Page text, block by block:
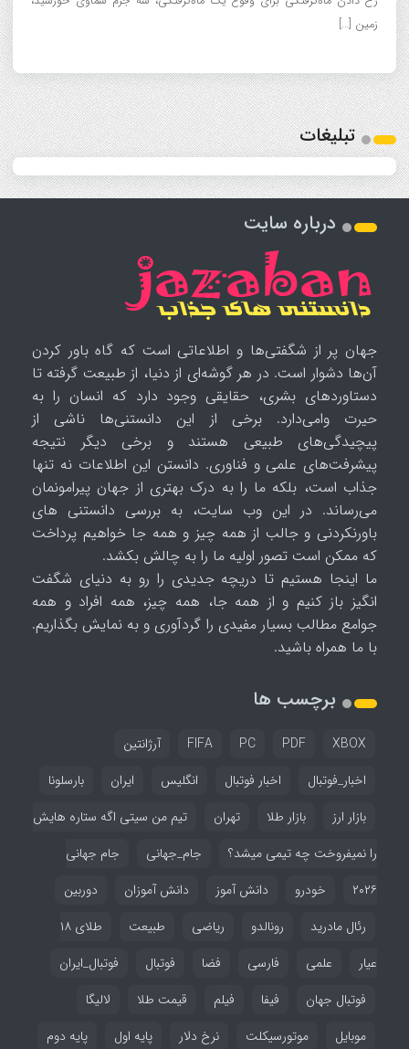
زمین […]
تبلیغات
درباره سایت
جهان پر از شگفتی‌ها و اطلاعاتی است که گاه باور کردن
آن‌ها دشوار است. در هر گوشه‌ای از دنیا، از طبیعت گرفته تا
دستاوردهای بشری، حقایقی وجود دارد که انسان را به
حیرت وامی‌دارد. برخی از این دانستنی‌ها ناشی از
پیچیدگی‌های طبیعی هستند و برخی دیگر نتیجه
پیشرفت‌های علمی و فناوری. دانستن این اطلاعات نه تنها
جذاب است، بلکه ما را به درک بهتری از جهان پیرامونمان
می‌رساند. در این وب سایت، به بررسی دانستنی های
باورنکردنی و جالب از همه چیز و همه جا خواهیم پرداخت
که ممکن است تصور اولیه ما را به چالش بکشد.
ما اینجا هستیم تا دریچه جدیدی را رو به دنیای شگفت
انگیز باز کنیم و از همه جا، همه چیز، همه افراد و همه
جوامع مطالب بسیار مفیدی را گردآوری و به نمایش بگذاریم.
با ما همراه باشید.
برچسب ها
FIFA PC PDF XBOX
آرژانتین
اخبار_فوتبال
اخبار فوتبال انگلیس ایران
بارسلونا
بازار ارز
بازار طلا تهران
تیم من سیتی اگه ستاره هایش
را نمیفروخت چه تیمی میشد؟
جام_جهانی
جام جهانی
۲۰۲۶
خودرو دانش آموز دانش آموزان
دوربین
رئال مادرید
رونالدو ریاضی طبیعت
طلای ۱۸
عیار
علمی فارسی فضا فوتبال
فوتبال_ایران
فوتبال جهان
فیفا فیلم قیمت طلا
لالیگا
موبایل
موتورسیکلت نرخ دلار پایه اول پایه دوم